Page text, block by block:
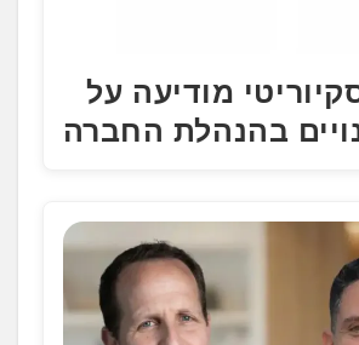
מודיעה על
בהנהלת החברה